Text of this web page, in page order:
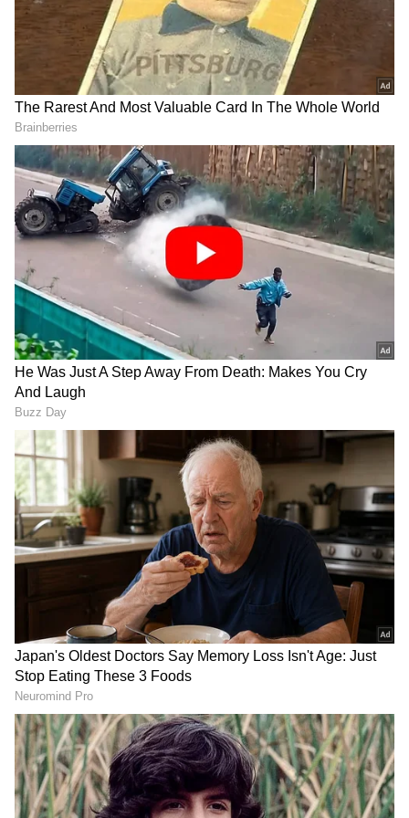
ಜೂ.ಎನ್‌ಟಿಆರ್‌: ದೊಡ್ಡ ವೇದಿಕೆಯಲ್ಲೇ ಅಚ್ಚರಿಯ
ನಿರ್ಧಾರವೇಕೆ?
ಪ್ರಶಾಂತ್‌ ನೀಲ್‌ ಡ್ರ್ಯಾಗನ್‌ ಕತೆ ಲೀಕ್‌: ಅಂಡರ್‌ ವರ್ಲ್ಡ್
ಮಾಫಿಯಾ ಡಾನ್‌ ಆದ ಜೂ.ಎನ್‌ಟಿಆರ್‌?
ಇತ್ತೀಚೆಗೆ ಜೂ.ಎನ್‌ಟಿಆರ್‌ ತಮ್ಮ ಜಿಮ್ ವರ್ಕೌಟ್
ಫೋಟೋವನ್ನು ಸೋಶಿಯಲ್ ಮೀಡಿಯಾದಲ್ಲಿ
ಹಂಚಿಕೊಂಡಿದ್ದಾರೆ. ಈ ಫೋಟೋದಲ್ಲಿ, ತಾರಕ್ ಬೆನ್ನು
ತೋರಿಸಿ ನಿಂತಿದ್ದು, ಅವರ ಕಟ್ಟುಮಸ್ತಾದ ದೇಹ ಉಕ್ಕಿನ
ಮನುಷ್ಯನಂತೆ ಕಾಣಿಸುತ್ತಿದೆ. ಈ ಫೋಟೋ ನೋಡಿದರೆ
ತಾರಕ್ ಫಿಟ್ನೆಸ್ ಯಾವ ಮಟ್ಟದಲ್ಲಿದೆ ಎಂಬುದು
ಅರ್ಥವಾಗುತ್ತದೆ. ತಮ್ಮ ದೇಹದ ಬಗ್ಗೆ ಬರುತ್ತಿದ್ದ ಟ್ರೋಲ್‌ಗಳಿಗೆ
ಎನ್‌ಟಿಆರ್ ಈ ಫೋಟೋ ಮೂಲಕ ಉತ್ತರ ನೀಡಿದ್ದಾರೆ.
DOWNLOAD APP
ಕನ್ನಡ ಸಿನಿಮಾ (Kannada Cinema News), ಟಿವಿ
ಕಾರ್ಯಕ್ರಮಗಳು ( Kannada TV Shows), ಸೆಲೆಬ್ರಿಟಿ
ಸುದ್ದಿಗಳು ಮತ್ತು ಇತ್ತೀಚಿನ ಸುದ್ದಿಗಳಿಗಾಗಿ ಏಷ್ಯಾನೆಟ್
ಸುವರ್ಣ ನ್ಯೂಸ್‌ನಲ್ಲಿ ಮನರಂಜನಾ ವಿಭಾಗ ನೋಡಿ.
ಸಿನಿಮಾ ವಿಮರ್ಶೆಗಳು (Kannada Movies Review
ತಾರೆಯರ ಸಂದರ್ಶನಗಳು, ಧಾರಾವಾಹಿ ಅಪ್‌ಡೇಟ್ಸ್‌,
ತೆರೆಮರೆಯ ಕಥೆಗಳು,OTT ರಿಲೀಸ್‌ ಗಳ ಬಗ್ಗೆ
ಮಾಹಿತಿಯೂ ಇಲ್ಲಿದೆ.
RECOMMENDED STORIES